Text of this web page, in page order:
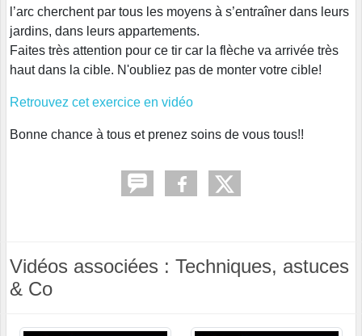
l’arc cherchent par tous les moyens à s’entraîner dans leurs
jardins, dans leurs appartements.
Faites très attention pour ce tir car la flèche va arrivée très
haut dans la cible. N'oubliez pas de monter votre cible!
Retrouvez cet exercice en vidéo
Bonne chance à tous et prenez soins de vous tous!!
Vidéos associées : Techniques, astuces
& Co